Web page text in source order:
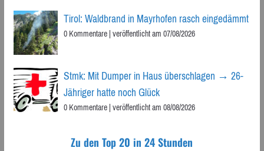
Tirol: Waldbrand in Mayrhofen rasch eingedämmt
0 Kommentare|veröffentlicht am 07/08/2026
Stmk: Mit Dumper in Haus überschlagen → 26-
Jähriger hatte noch Glück
0 Kommentare|veröffentlicht am 08/08/2026
Zu den Top 20 in 24 Stunden